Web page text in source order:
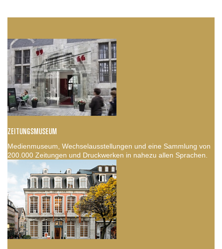
ZEITUNGSMUSEUM
Medienmuseum, Wechselausstellungen und eine Sammlung von
200.000 Zeitungen und Druckwerken in nahezu allen Sprachen.